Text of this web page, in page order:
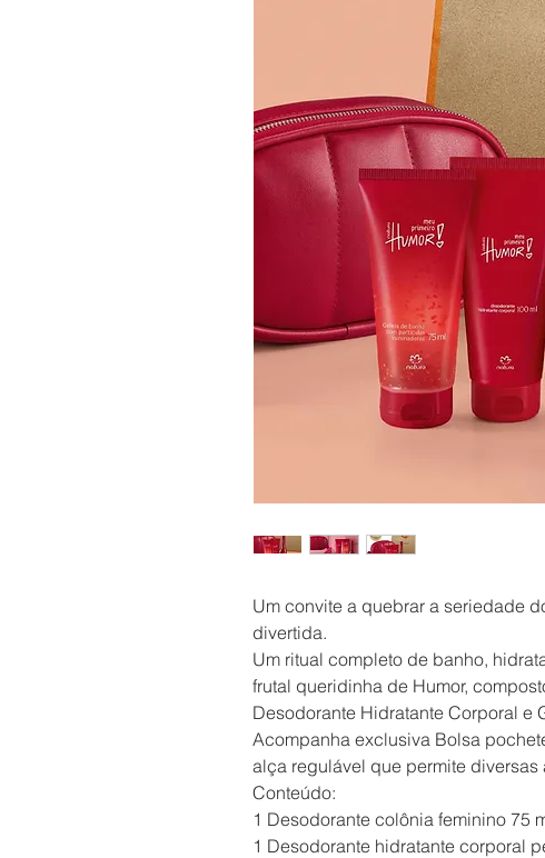
Um convite a quebrar a seriedade
divertida.
Um ritual completo de banho,
frutal queridinha de Humor,
Desodorante Hidratante Corporal e
Acompanha exclusiva Bolsa
alça regulável que permite diversas
Conteúdo:
1 Desodorante colônia feminino 75
1 Desodorante hidratante corporal